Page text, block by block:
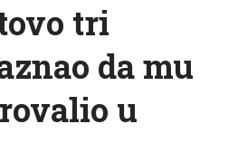
tri
da mu
u